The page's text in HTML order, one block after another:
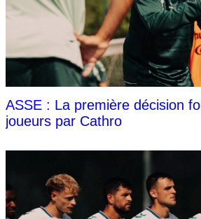
ASSE : La première décision
joueurs par Cathro